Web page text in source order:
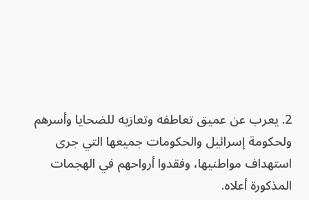
2. يعرب عن عميق تعاطفه وتعازيه للضحايا وأسرهم
ولحكومة إسرائيل والحكومات جميعها التي جرى
استهداف مواطنيها، وفقدوا أرواحهم في الهجمات
المذكورة أعلاه.